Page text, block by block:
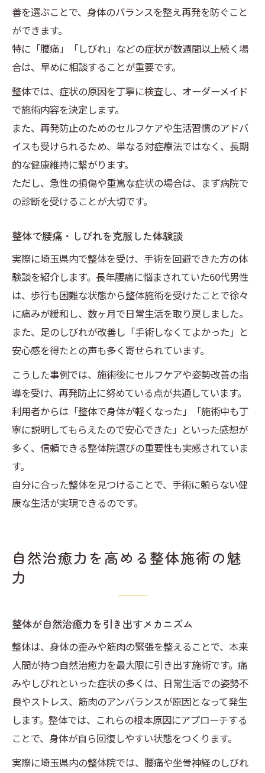
善を選ぶことで、身体のバランスを整え再発を防ぐこと
ができます。
特に「腰痛」「しびれ」などの症状が数週間以上続く場
合は、早めに相談することが重要です。
整体では、症状の原因を丁寧に検査し、オーダーメイド
で施術内容を決定します。
また、再発防止のためのセルフケアや生活習慣のアドバ
イスも受けられるため、単なる対症療法ではなく、長期
的な健康維持に繋がります。
ただし、急性の損傷や重篤な症状の場合は、まず病院で
の診断を受けることが大切です。
整体で腰痛・しびれを克服した体験談
実際に埼玉県内で整体を受け、手術を回避できた方の体
験談を紹介します。長年腰痛に悩まされていた60代男性
は、歩行も困難な状態から整体施術を受けたことで徐々
に痛みが緩和し、数ヶ月で日常生活を取り戻しました。
また、足のしびれが改善し「手術しなくてよかった」と
安心感を得たとの声も多く寄せられています。
こうした事例では、施術後にセルフケアや姿勢改善の指
導を受け、再発防止に努めている点が共通しています。
利用者からは「整体で身体が軽くなった」「施術中も丁
寧に説明してもらえたので安心できた」といった感想が
多く、信頼できる整体院選びの重要性も実感されていま
す。
自分に合った整体を見つけることで、手術に頼らない健
康な生活が実現できるのです。
自然治癒力を高める整体施術の魅
力
整体が自然治癒力を引き出すメカニズム
整体は、身体の歪みや筋肉の緊張を整えることで、本来
人間が持つ自然治癒力を最大限に引き出す施術です。痛
みやしびれといった症状の多くは、日常生活での姿勢不
良やストレス、筋肉のアンバランスが原因となって発生
します。整体では、これらの根本原因にアプローチする
ことで、身体が自ら回復しやすい状態をつくります。
実際に埼玉県内の整体院では、腰痛や坐骨神経のしびれ